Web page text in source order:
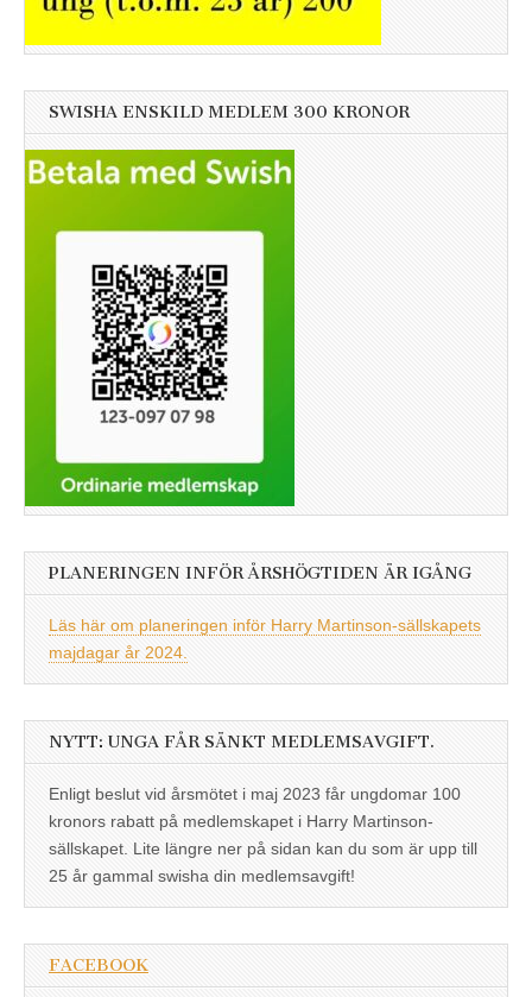
SWISHA ENSKILD MEDLEM 300 KRONOR
PLANERINGEN INFÖR ÅRSHÖGTIDEN ÄR IGÅNG
Läs här om planeringen inför Harry Martinson-sällskapets
majdagar år 2024.
NYTT: UNGA FÅR SÄNKT MEDLEMSAVGIFT.
Enligt beslut vid årsmötet i maj 2023 får ungdomar 100
kronors rabatt på medlemskapet i Harry Martinson-
sällskapet. Lite längre ner på sidan kan du som är upp till
25 år gammal swisha din medlemsavgift!
FACEBOOK